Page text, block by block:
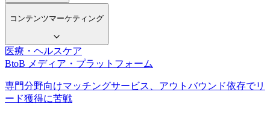
コンテンツマーケティング
医療・ヘルスケア
BtoB メディア・プラットフォーム
専門分野向けマッチングサービス、アウトバウンド依存でリ
ード獲得に苦戦